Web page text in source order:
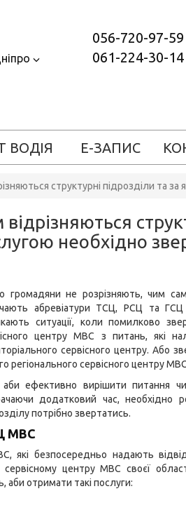
056-720-97-59
061-224-30-14
ВОДІЯ Е-ЗАПИС
структурні підрозділи та за
необхідно
громадяни не розрізняють, чим
абревіатури ТСЦ, РСЦ та
ситуації, коли помилково
центру МВС з питань, які
сервісного центру. Або
регіонального сервісного центру
ефективно вирішити питання
додатковий час, необхідно
потрібно звертатись.
МВС
безпосередньо надають
центру МВС своєї
отримати такі послуги: